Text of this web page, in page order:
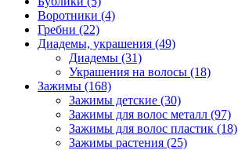
Воротники (4)
Гребни (22)
Диадемы, украшения (49)
Диадемы (31)
Украшения на волосы (18)
Зажимы (168)
Зажимы детские (30)
Зажимы для волос металл (97)
Зажимы для волос пластик (18)
Зажимы растения (25)